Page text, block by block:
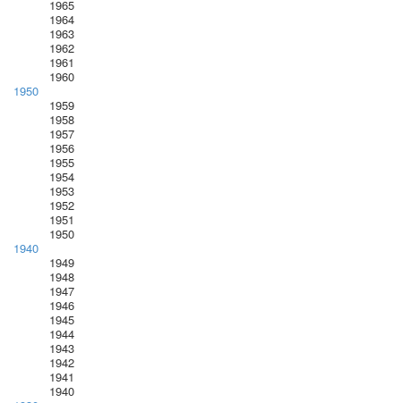
1965
1964
1963
1962
1961
1960
1950
1959
1958
1957
1956
1955
1954
1953
1952
1951
1950
1940
1949
1948
1947
1946
1945
1944
1943
1942
1941
1940